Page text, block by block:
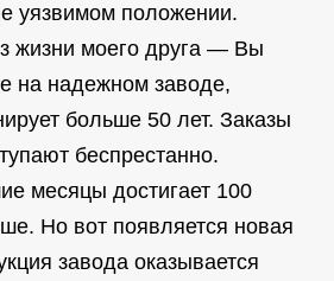
уязвимом положении.
жизни моего друга — Вы
на надежном заводе,
больше 50 лет. Заказы
беспрестанно.
месяцы достигает 100
Но вот появляется новая
завода оказывается